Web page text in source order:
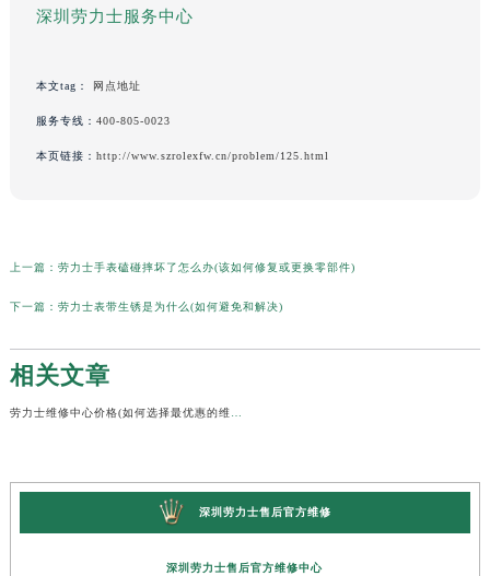
深圳劳力士服务中心
本文tag： 网点地址
服务专线： 400-805-0023
本页链接： http://www.szrolexfw.cn/problem/125.html
上一篇： 劳力士手表磕碰摔坏了怎么办(该如何修复或更换零部件)
下一篇： 劳力士表带生锈是为什么(如何避免和解决)
相关文章
劳力士维修中心价格(如何选择最优惠的维修服务)
深圳劳力士售后官方维修
深圳劳力士售后官方维修中心